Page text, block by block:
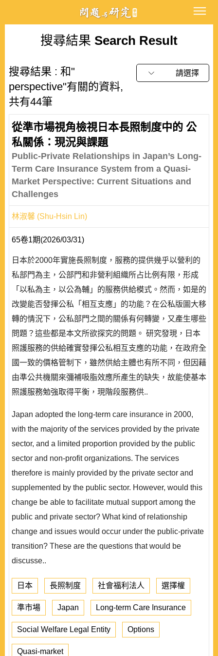
搜尋結果 Search Result
搜尋結果 : 和"
perspective"有關的資料,
共有44筆
請選擇
從準市場視角檢視日本長照制度中的 公
私關係：現況與課題
Public-Private Relationships in Japan’s Long-
Term Care Insurance System from a Quasi-
Market Perspective: Current Situations and
Challenges
林淑馨 (Shu-Hsin Lin)
65卷1期(2026/03/31)
日本於2000年實施長照制度，服務的提供幾乎以營利的
私部門為主，公部門和非營利組織所占比例有限，形成
「以私為主，以公為輔」的服務供給模式。然而，如是的
改變能否發揮公私「相互支應」的功能？在公私版圖大移
轉的情況下，公私部門之間的關係有何轉變，又產生哪些
問題？這些都是本文所欲探究的問題。 研究發現，日本
照護服務的供給確實發揮公私相互支應的功能，在政府全
國一致的價格管制下，雖然供給主體也有所不同，但因藉
由準公共機關來彌補吸脂效應所產生的缺失，故能使基本
照護服務勉強取得平衡，現階段服務供..
Japan adopted the long-term care insurance in 2000,
with the majority of the services provided by the private
sector, and a limited proportion provided by the public
sector and non-profit organizations. The services
therefore is mainly provided by the private sector and
supplemented by the public sector. However, would this
change be able to facilitate mutual support among the
public and private sector? What kind of relationship
change and issues would occur under the public-private
transition? These are the questions that would be
discusse..
日本 長照制度 社會福利法人 選擇權
準市場 Japan Long-term Care Insurance
Social Welfare Legal Entity Options
Quasi-market